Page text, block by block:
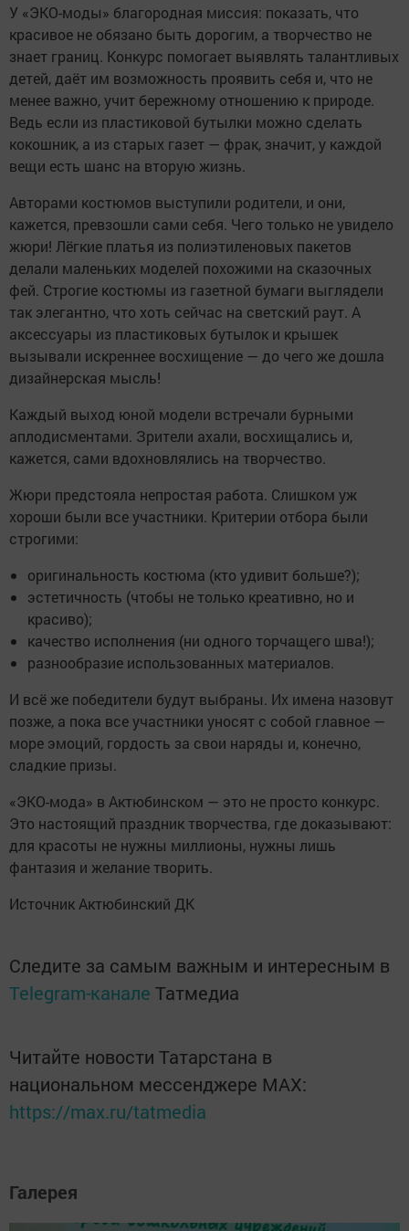
У «ЭКО-моды» благородная миссия: показать, что
красивое не обязано быть дорогим, а творчество не
знает границ. Конкурс помогает выявлять талантливых
детей, даёт им возможность проявить себя и, что не
менее важно, учит бережному отношению к природе.
Ведь если из пластиковой бутылки можно сделать
кокошник, а из старых газет — фрак, значит, у каждой
вещи есть шанс на вторую жизнь.
Авторами костюмов выступили родители, и они,
кажется, превзошли сами себя. Чего только не увидело
жюри! Лёгкие платья из полиэтиленовых пакетов
делали маленьких моделей похожими на сказочных
фей. Строгие костюмы из газетной бумаги выглядели
так элегантно, что хоть сейчас на светский раут. А
аксессуары из пластиковых бутылок и крышек
вызывали искреннее восхищение — до чего же дошла
дизайнерская мысль!
Каждый выход юной модели встречали бурными
аплодисментами. Зрители ахали, восхищались и,
кажется, сами вдохновлялись на творчество.
Жюри предстояла непростая работа. Слишком уж
хороши были все участники. Критерии отбора были
строгими:
оригинальность костюма (кто удивит больше?);
эстетичность (чтобы не только креативно, но и
красиво);
качество исполнения (ни одного торчащего шва!);
разнообразие использованных материалов.
И всё же победители будут выбраны. Их имена назовут
позже, а пока все участники уносят с собой главное —
море эмоций, гордость за свои наряды и, конечно,
сладкие призы.
«ЭКО-мода» в Актюбинском — это не просто конкурс.
Это настоящий праздник творчества, где доказывают:
для красоты не нужны миллионы, нужны лишь
фантазия и желание творить.
Источник Актюбинский ДК
Следите за самым важным и интересным в
Telegram-канале Татмедиа
Читайте новости Татарстана в
национальном мессенджере MАХ:
https://max.ru/tatmedia
Галерея